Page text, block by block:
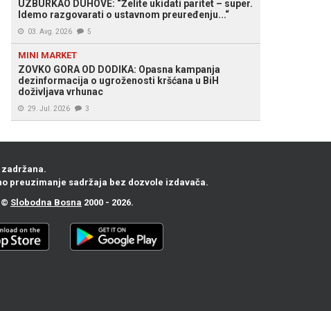
UZBURKAO DUHOVE: “Želite ukidati paritet – super.
Idemo razgovarati o ustavnom preuređenju...“
03. Avg. 2026 5
MINI MARKET
ZOVKO GORA OD DODIKA: Opasna kampanja
dezinformacija o ugroženosti kršćana u BiH
doživljava vrhunac
29. Jul. 2026 3
zadržana.
preuzimanje sadržaja bez dozvole izdavača.
© Slobodna Bosna 2000 - 2026.